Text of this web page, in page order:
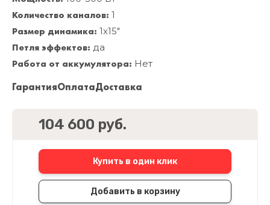
Количество каналов: 1
Размер динамика: 1x15"
Петля эффектов: да
Работа от аккумулятора: Нет
ГарантияОплатаДоставка
104 600 руб.
Купить в один клик
Добавить в корзину